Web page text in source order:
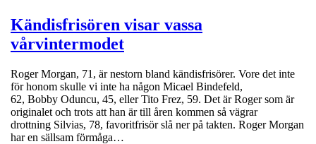
Kändisfrisören visar vassa
vårvintermodet
Roger Morgan, 71, är nestorn bland kändisfrisörer. Vore det inte
för honom skulle vi inte ha någon Micael Bindefeld,
62, Bobby Oduncu, 45, eller Tito Frez, 59. Det är Roger som är
originalet och trots att han är till åren kommen så vägrar
drottning Silvias, 78, favoritfrisör slå ner på takten. Roger Morgan
har en sällsam förmåga…